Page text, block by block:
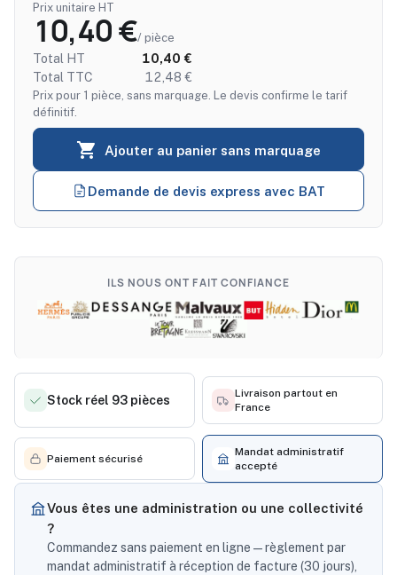
Prix unitaire HT
10,40 €/ pièce
Total HT
10,40 €
Total TTC
12,48 €
Prix pour 1 pièce, sans marquage. Le devis confirme le tarif
définitif.
 Ajouter au panier sans marquage
Demande de devis express avec BAT
ILS NOUS ONT FAIT CONFIANCE
Stock réel 93 pièces
Livraison partout en
France
Paiement sécurisé
Mandat administratif
accepté
Vous êtes une administration ou une collectivité
?
Commandez sans paiement en ligne — règlement par
mandat administratif à réception de facture (30 jours),